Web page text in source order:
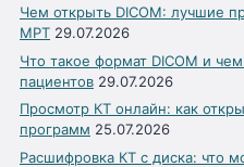
Чем открыть DICOM: лучшие
МРТ 29.07.2026
Что такое формат DICOM и
пациентов 29.07.2026
Просмотр КТ онлайн: как
программ 25.07.2026
Расшифровка КТ с диска: что